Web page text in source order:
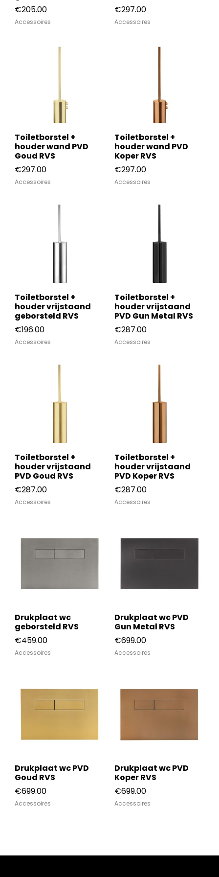
€205.00
Accessoires
€297.00
Accessoires
Toiletborstel +
houder wand PVD
Goud RVS
€297.00
Accessoires
Toiletborstel +
houder wand PVD
Koper RVS
€297.00
Accessoires
Toiletborstel +
houder vrijstaand
geborsteld RVS
€196.00
Accessoires
Toiletborstel +
houder vrijstaand
PVD Gun Metal RVS
€287.00
Accessoires
Toiletborstel +
houder vrijstaand
PVD Goud RVS
€287.00
Accessoires
Toiletborstel +
houder vrijstaand
PVD Koper RVS
€287.00
Accessoires
Drukplaat wc
geborsteld RVS
€459.00
Accessoires
Drukplaat wc PVD
Gun Metal RVS
€699.00
Accessoires
Drukplaat wc PVD
Goud RVS
€699.00
Accessoires
Drukplaat wc PVD
Koper RVS
€699.00
Accessoires